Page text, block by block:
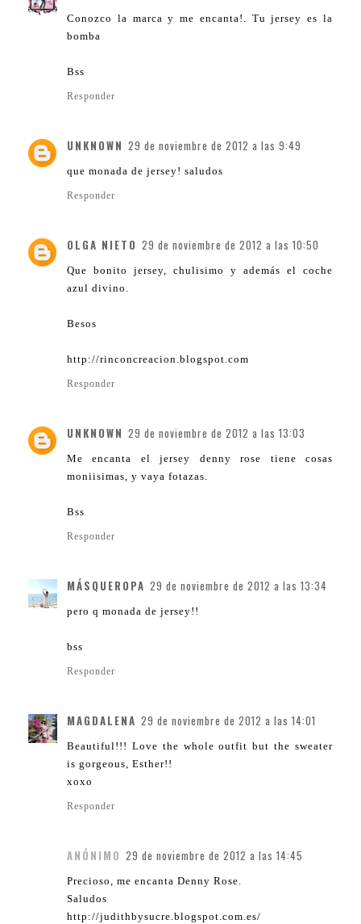
Conozco la marca y me encanta!. Tu jersey es la
bomba
Bss
Responder
UNKNOWN 29 de noviembre de 2012 a las 9:49
que monada de jersey! saludos
Responder
OLGA NIETO 29 de noviembre de 2012 a las 10:50
Que bonito jersey, chulisimo y además el coche
azul divino.
Besos
http://rinconcreacion.blogspot.com
Responder
UNKNOWN 29 de noviembre de 2012 a las 13:03
Me encanta el jersey denny rose tiene cosas
moniisimas, y vaya fotazas.
Bss
Responder
MÁSQUEROPA 29 de noviembre de 2012 a las 13:34
pero q monada de jersey!!
bss
Responder
MAGDALENA 29 de noviembre de 2012 a las 14:01
Beautiful!!! Love the whole outfit but the sweater
is gorgeous, Esther!!
xoxo
Responder
ANÓNIMO 29 de noviembre de 2012 a las 14:45
Precioso, me encanta Denny Rose.
Saludos
http://judithbysucre.blogspot.com.es/